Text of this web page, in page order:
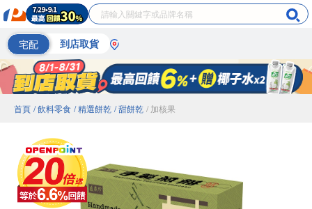
宅配 到店取貨
首頁 / 飲料零食 / 精選餅乾 / 甜餅乾 / 加核果